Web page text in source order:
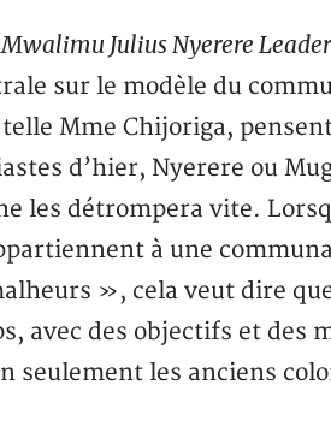
Mwalimu Julius Nyerere
sur le modèle du
Mme Chijoriga,
d’hier, Nyerere ou
les détrompera vite.
à une
», cela veut dire
avec des objectifs et des
seulement les anciens